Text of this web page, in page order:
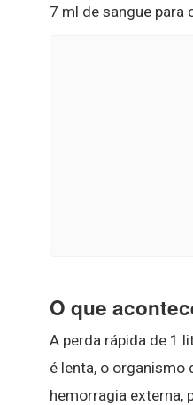
7 ml de sangue para
O que
A perda rápida de 1
é lenta, o organismo
hemorragia externa,